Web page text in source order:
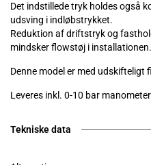
Det indstillede tryk holdes også
udsving i indløbstrykket.
Reduktion af driftstryk og
mindsker flowstøj i installationen.
Denne model er med udskifteligt
Leveres inkl. 0-10 bar
Tekniske data